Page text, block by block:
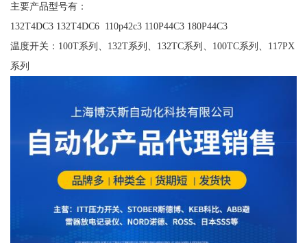
主要产品型号有：
132T4DC3 132T4DC6 110p42c3 110P44C3 180P44C3
温度开关：100T系列、132T系列、132TC系列、100TC系列、117PX
系列